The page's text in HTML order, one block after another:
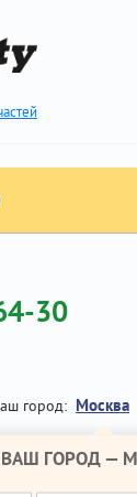
30
город: Москва
ВАШ ГОРОД —